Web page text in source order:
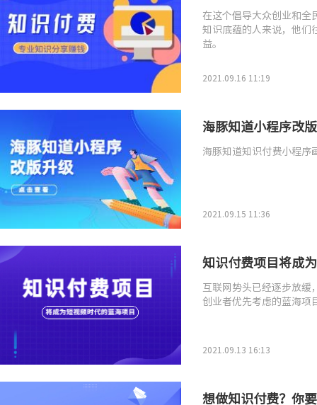
在这个倡导大众创业和全
知识底蕴的人来说，他们
益。
2021.09.16 11:19
海豚知道小程序改
海豚知道知识付费小程序
2021.09.15 11:36
知识付费项目将成
互联网势头已经逐步放缓
创业者优先考虑的蓝海项
2021.09.13 16:13
想做知识付费？你